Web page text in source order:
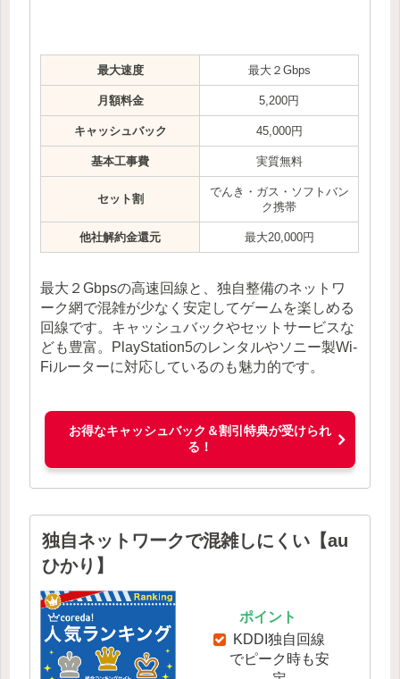
最大速度 最大２Gbps
月額料金 5,200円
キャッシュバック 45,000円
基本工事費 実質無料
セット割
でんき・ガス・ソフトバン
ク携帯
他社解約金還元 最大20,000円
最大２Gbpsの高速回線と、独自整備のネットワ
ーク網で混雑が少なく安定してゲームを楽しめる
回線です。キャッシュバックやセットサービスな
ども豊富。PlayStation5のレンタルやソニー製Wi-
Fiルーターに対応しているのも魅力的です。
お得なキャッシュバック＆割引特典が受けられ
る！
独自ネットワークで混雑しにくい【au
ひかり】
ポイント
KDDI独自回線
でピーク時も安